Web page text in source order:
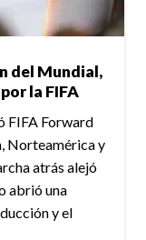
del Mundial,
la FIFA
FIFA Forward
Norteamérica y
atrás alejó
abrió una
y el